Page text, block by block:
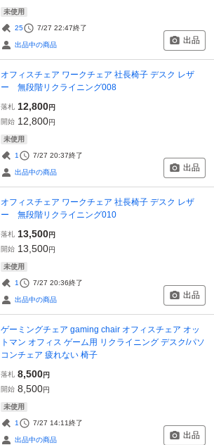
未使用
25 7/27 22:47終了
出品中の商品 出品
オフィスチェア ワークチェア 社長椅子 デスク レザ
ー 無段階リクライニング008
落札 12,800円
開始 12,800円
未使用
1 7/27 20:37終了
出品中の商品 出品
オフィスチェア ワークチェア 社長椅子 デスク レザ
ー 無段階リクライニング010
落札 13,500円
開始 13,500円
未使用
1 7/27 20:36終了
出品中の商品 出品
ゲーミングチェア gaming chair オフィスチェア オッ
トマン オフィス ゲーム用 リクライニング デスク/パソ
コンチェア 疲れない 椅子
落札 8,500円
開始 8,500円
未使用
1 7/27 14:11終了
出品中の商品 出品